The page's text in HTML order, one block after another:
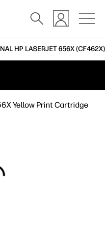
HP LASERJET 656X (CF462X)
Soporte